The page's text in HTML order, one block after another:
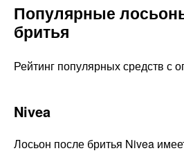
Популярные
бритья
Рейтинг популярных средств с
Nivea
Лосьон после бритья Nivea